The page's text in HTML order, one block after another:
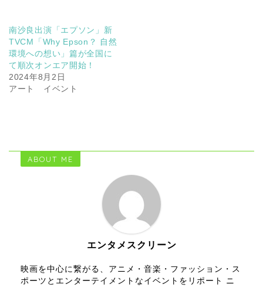
南沙良出演「エプソン」新
TVCM「Why Epson？ 自然
環境への想い」篇が全国に
て順次オンエア開始！
2024年8月2日
アート イベント
ABOUT ME
エンタメスクリーン
映画を中心に繋がる、アニメ・音楽・ファッション・ス
ポーツとエンターテイメントなイベントをリポート ニ